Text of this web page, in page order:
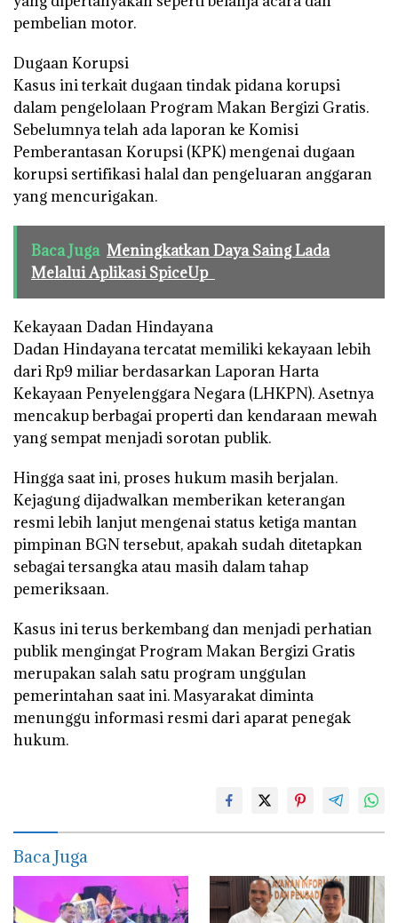
pembelian motor.
Dugaan Korupsi
Kasus ini terkait dugaan tindak pidana korupsi
dalam pengelolaan Program Makan Bergizi Gratis.
Sebelumnya telah ada laporan ke Komisi
Pemberantasan Korupsi (KPK) mengenai dugaan
korupsi sertifikasi halal dan pengeluaran anggaran
yang mencurigakan.
Baca Juga Meningkatkan Daya Saing Lada
Melalui Aplikasi SpiceUp
Kekayaan Dadan Hindayana
Dadan Hindayana tercatat memiliki kekayaan lebih
dari Rp9 miliar berdasarkan Laporan Harta
Kekayaan Penyelenggara Negara (LHKPN). Asetnya
mencakup berbagai properti dan kendaraan mewah
yang sempat menjadi sorotan publik.
Hingga saat ini, proses hukum masih berjalan.
Kejagung dijadwalkan memberikan keterangan
resmi lebih lanjut mengenai status ketiga mantan
pimpinan BGN tersebut, apakah sudah ditetapkan
sebagai tersangka atau masih dalam tahap
pemeriksaan.
Kasus ini terus berkembang dan menjadi perhatian
publik mengingat Program Makan Bergizi Gratis
merupakan salah satu program unggulan
pemerintahan saat ini. Masyarakat diminta
menunggu informasi resmi dari aparat penegak
hukum.
Baca Juga